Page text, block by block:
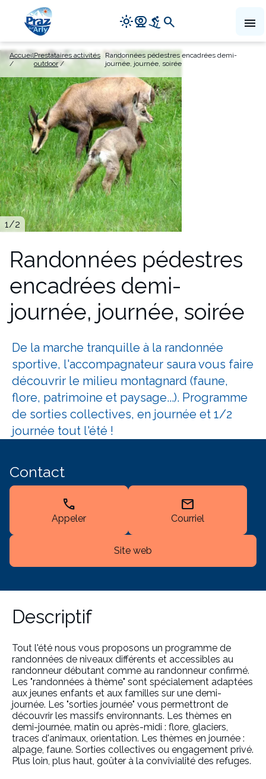
Aller
au
contenu
principal
Navigation
principale
light_modecamera_videodownhill_skiing search menu
AccueilPrestataires activités
outdoor
Randonnées pédestres encadrées demi-
journée, journée, soirée
Randonnées pédestres
encadrées demi-
journée, journée, soirée
1/2
De la marche tranquille à la randonnée
sportive, l'accompagnateur saura vous faire
découvrir le milieu montagnard (faune,
flore, patrimoine et paysage...). Programme
de sorties collectives, en journée et 1/2
journée tout l'été !
Contact
call
Appeler
mail
Courriel
Site web
Descriptif
Tout l'été nous vous proposons un programme de
randonnées de niveaux différents et accessibles au
randonneur débutant comme au randonneur confirmé.
Les "randonnées à thème" sont spécialement adaptées
aux jeunes enfants et aux familles sur une demi-
journée. Les "sorties journée" vous permettront de
découvrir les massifs environnants. Les thèmes en
demi-journée, matin ou après-midi : flore, glaciers,
traces d'animaux, orientation. Les thèmes en journée :
alpage, faune. Sorties collectives ou engagement privé.
Plus loin, plus haut, goûter à la convivialité des refuges.